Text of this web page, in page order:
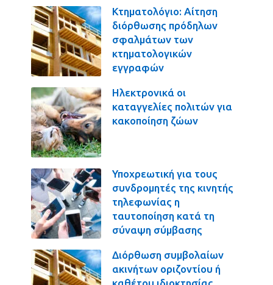
Κτηματολόγιο: Αίτηση
διόρθωσης πρόδηλων
σφαλμάτων των
κτηματολογικών
εγγραφών
Ηλεκτρονικά οι
καταγγελίες πολιτών για
κακοποίηση ζώων
Υποχρεωτική για τους
συνδρομητές της κινητής
τηλεφωνίας η
ταυτοποίηση κατά τη
σύναψη σύμβασης
Διόρθωση συμβολαίων
ακινήτων οριζοντίου ή